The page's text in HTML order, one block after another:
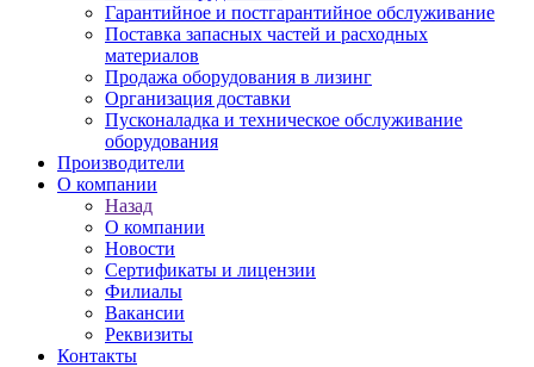
Гарантийное и постгарантийное обслуживание
Поставка запасных частей и расходных
материалов
Продажа оборудования в лизинг
Организация доставки
Пусконаладка и техническое обслуживание
оборудования
Производители
О компании
Назад
О компании
Новости
Сертификаты и лицензии
Филиалы
Вакансии
Реквизиты
Контакты